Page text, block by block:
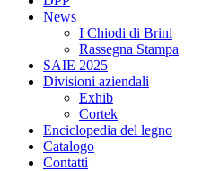
News
I Chiodi di Brini
Rassegna Stampa
SAIE 2025
Divisioni aziendali
Exhib
Cortek
Enciclopedia del legno
Catalogo
Contatti